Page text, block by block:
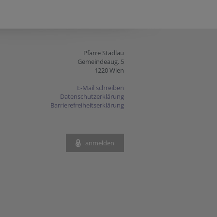
Pfarre Stadlau
Gemeindeaug. 5
1220 Wien
E-Mail schreiben
Datenschutzerklärung
Barrierefreiheitserklärung
anmelden